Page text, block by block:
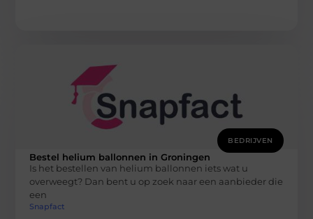
BEDRIJVEN
Bestel helium ballonnen in Groningen
Is het bestellen van helium ballonnen iets wat u
overweegt? Dan bent u op zoek naar een aanbieder die
een
Snapfact